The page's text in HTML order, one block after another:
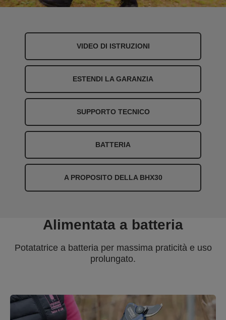
VIDEO DI ISTRUZIONI
ESTENDI LA GARANZIA
SUPPORTO TECNICO
BATTERIA
A PROPOSITO DELLA BHX30
Alimentata a batteria
Potatatrice a batteria per massima praticità e uso
prolungato.